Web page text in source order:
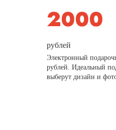
рублей
Электронный
рублей. Идеальный
выберут дизайн и